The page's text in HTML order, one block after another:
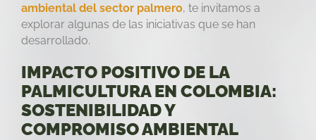
ambiental del sector palmero, te invitamos a
explorar algunas de las iniciativas que se han
desarrollado.
IMPACTO POSITIVO DE LA
PALMICULTURA EN COLOMBIA:
SOSTENIBILIDAD Y
COMPROMISO AMBIENTAL